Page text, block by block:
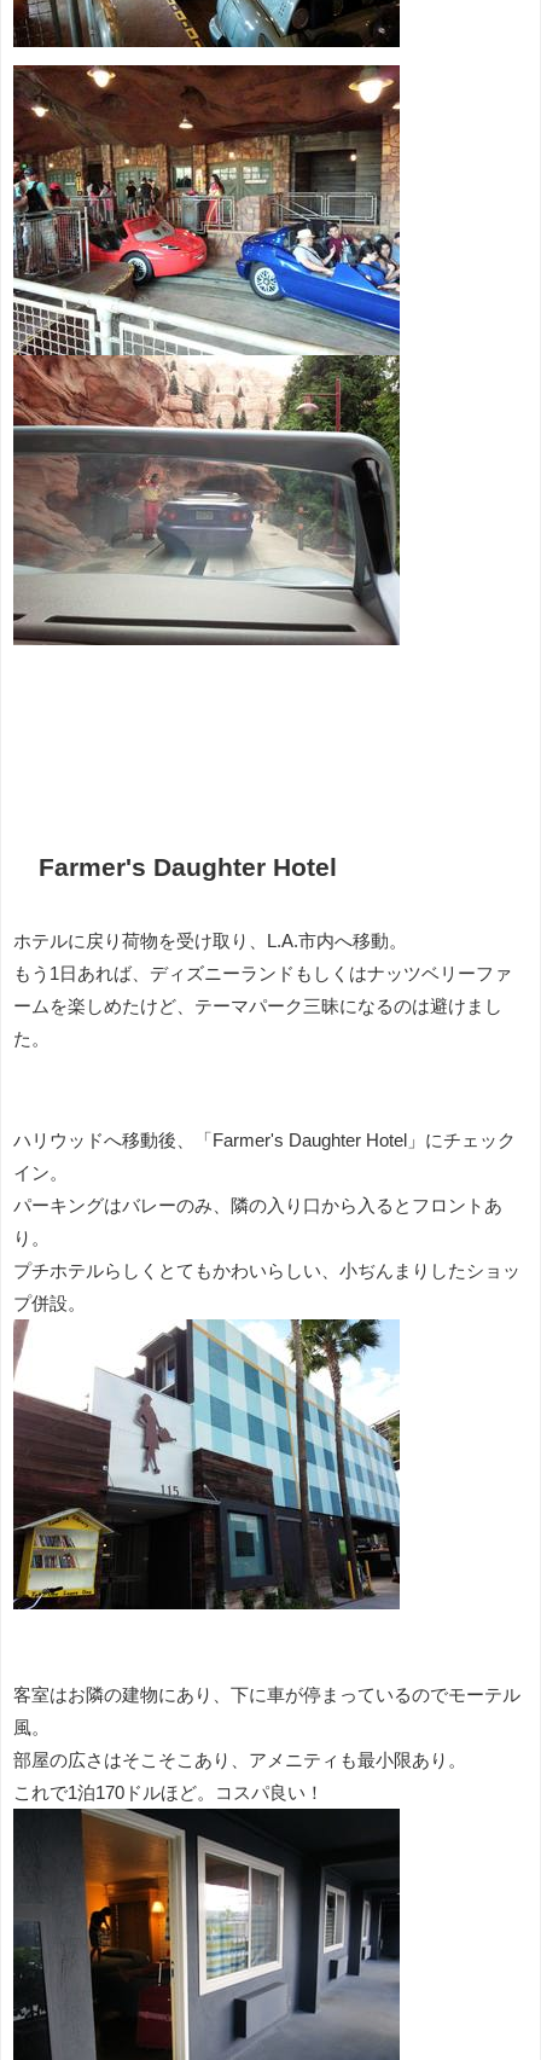
Farmer's Daughter Hotel
ホテルに戻り荷物を受け取り、L.A.市内へ移動。
もう1日あれば、ディズニーランドもしくはナッツベリーファ
ームを楽しめたけど、テーマパーク三昧になるのは避けまし
た。
ハリウッドへ移動後、「Farmer's Daughter Hotel」にチェック
イン。
パーキングはバレーのみ、隣の入り口から入るとフロントあ
り。
プチホテルらしくとてもかわいらしい、小ぢんまりしたショッ
プ併設。
客室はお隣の建物にあり、下に車が停まっているのでモーテル
風。
部屋の広さはそこそこあり、アメニティも最小限あり。
これで1泊170ドルほど。コスパ良い！